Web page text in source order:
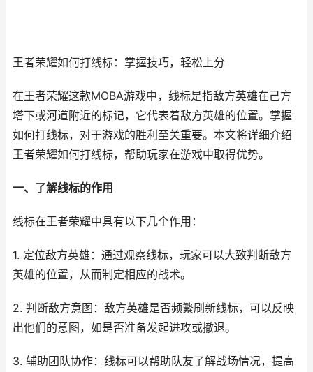
王者荣耀如何打线标：掌握技巧，轻松上分
在王者荣耀这款MOBA游戏中，线标是指敌方英雄在己方
塔下或河道附近的标记，它代表着敌方英雄的位置。掌握
如何打线标，对于游戏的胜利至关重要。本文将详细介绍
王者荣耀如何打线标，帮助玩家在游戏中取得优势。
一、了解线标的作用
线标在王者荣耀中具有以下几个作用：
1. 定位敌方英雄：通过观察线标，玩家可以大致判断敌方
英雄的位置，从而制定相应的战术。
2. 判断敌方意图：敌方英雄是否频繁刷新线标，可以反映
出他们的意图，如是否准备发起进攻或撤退。
3. 辅助团队协作：线标可以帮助队友了解战场情况，提高